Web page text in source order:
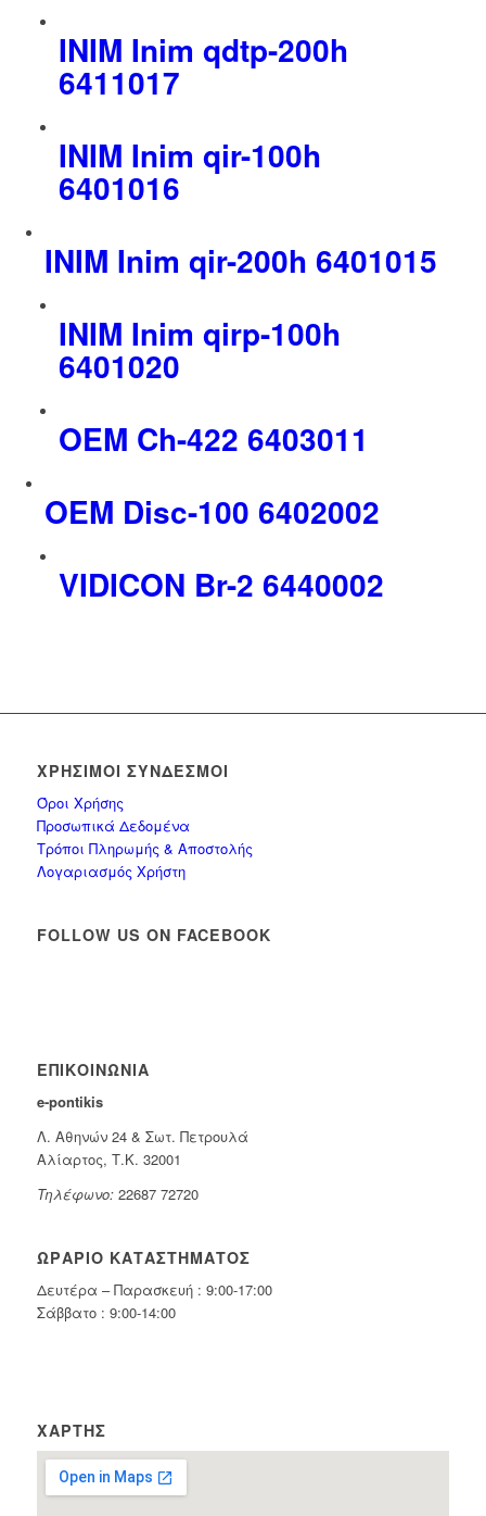
INIM Inim qdtp-200h
6411017
INIM Inim qir-100h
6401016
INIM Inim qir-200h 6401015
INIM Inim qirp-100h
6401020
OEM Ch-422 6403011
OEM Disc-100 6402002
VΙDΙCΟΝ Br-2 6440002
ΧΡΉΣΙΜΟΙ ΣΎΝΔΕΣΜΟΙ
Όροι Χρήσης
Προσωπικά Δεδομένα
Τρόποι Πληρωμής & Αποστολής
Λογαριασμός Χρήστη
FOLLOW US ON FACEBOOK
ΕΠΙΚΟΙΝΩΝΊΑ
e-pontikis
Λ. Αθηνών 24 & Σωτ. Πετρουλά
Αλίαρτος, Τ.Κ. 32001
Τηλέφωνο:22687 72720
ΩΡΆΡΙΟ ΚΑΤΑΣΤΉΜΑΤΟΣ
Δευτέρα – Παρασκευή : 9:00-17:00
Σάββατο : 9:00-14:00
ΧΆΡΤΗΣ